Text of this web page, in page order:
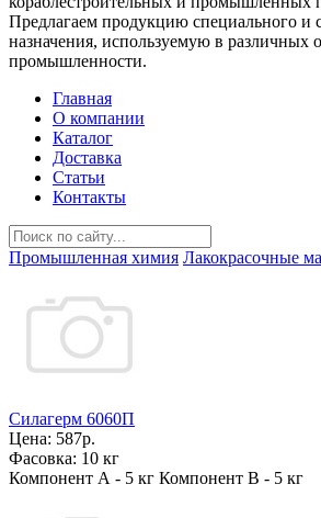
Предлагаем продукцию специального и
назначения, используемую в различных
промышленности.
Главная
О компании
Каталог
Доставка
Статьи
Контакты
Промышленная химия Лакокрасочные
Силагерм 6060П
Цена: 587р.
Фасовка: 10 кг
Компонент А - 5 кг Компонент В - 5 кг